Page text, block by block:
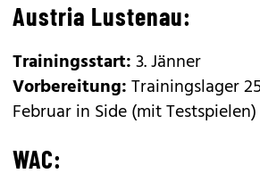
Austria Lustenau:
Trainingsstart:3. Jänner
Vorbereitung:Trainingslager
Februar in Side (mit Testspielen)
WAC: